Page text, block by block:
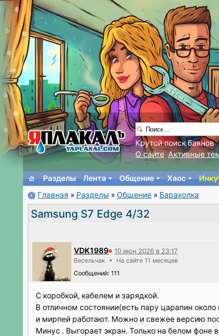
Крутой поиск баянов
О сайте Активные
Разделы Лента Общение Хаос
Главная » Разделы » Общение » Барахолка
Samsung S7 Edge 4/32
VDK1989 10 июн 2026 в 23:17
Весельчак • На сайте 11 месяцев
Сообщений: 111
С коробкой, кабелем и зарядкой.
В отличном состоянии(есть пару царапин
и мирпей работают. Можно и свежее версию
Минус . Выгорает экран. Только на белом фоне